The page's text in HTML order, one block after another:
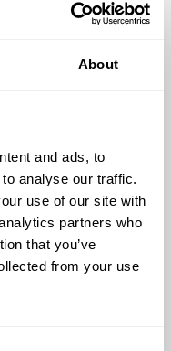
About
and ads, to
analyse our traffic.
use of our site with
partners who
that you’ve
from your use